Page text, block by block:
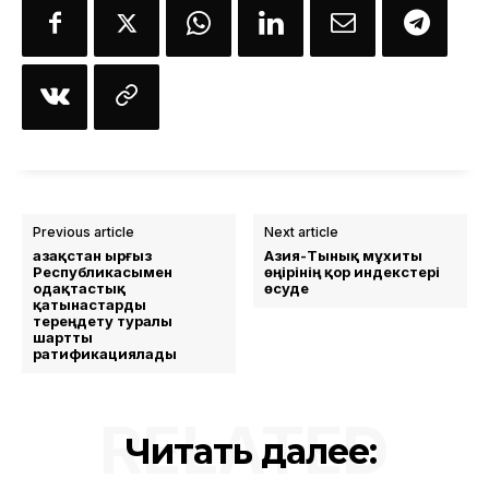
Previous article
Қазақстан Қырғыз
Республикасымен
одақтастық
қатынастарды
тереңдету туралы
шартты
ратификациялады
Next article
Азия-Тынық мұхиты
өңірінің қор индекстері
өсуде
Читать далее:
RELATED